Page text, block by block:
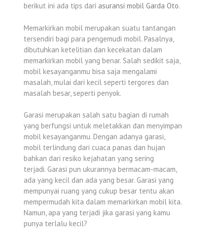
berikut ini ada tips dari asuransi mobil Garda Oto.
Memarkirkan mobil merupakan suatu tantangan
tersendiri bagi para pengemudi mobil. Pasalnya,
dibutuhkan ketelitian dan kecekatan dalam
memarkirkan mobil yang benar. Salah sedikit saja,
mobil kesayanganmu bisa saja mengalami
masalah, mulai dari kecil seperti tergores dan
masalah besar, seperti penyok.
Garasi merupakan salah satu bagian di rumah
yang berfungsi untuk meletakkan dan menyimpan
mobil kesayanganmu. Dengan adanya garasi,
mobil terlindung dari cuaca panas dan hujan
bahkan dari resiko kejahatan yang sering
terjadi. Garasi pun ukurannya bermacam-macam,
ada yang kecil dan ada yang besar. Garasi yang
mempunyai ruang yang cukup besar tentu akan
mempermudah kita dalam memarkirkan mobil kita.
Namun, apa yang terjadi jika garasi yang kamu
punya terlalu kecil?